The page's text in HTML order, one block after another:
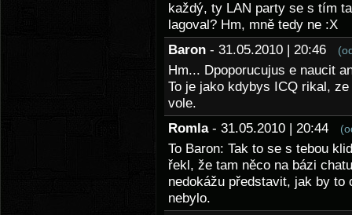
každý, ty LAN party se s tím
lagoval? Hm, mně tedy ne :X
Baron - 31.05.2010 | 20:46
Hm... Dpoporucujus e naucit
To je jako kdybys ICQ rikal,
vole.
Romla - 31.05.2010 | 20:44
To Baron: Tak to se s tebou
řekl, že tam něco na bázi
nedokážu představit, jak by to
nebylo.